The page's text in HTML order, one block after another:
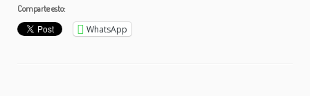
Comparte esto:
WhatsApp